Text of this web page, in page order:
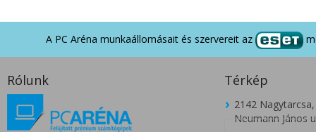
A PC Aréna munkaállomásait és szervereit az
Rólunk Térkép
2142 Nagytarcsa,
Neumann János